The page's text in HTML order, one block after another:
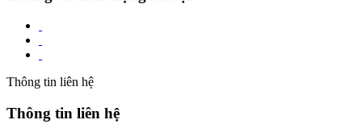
Thông tin liên hệ
Thông tin liên hệ